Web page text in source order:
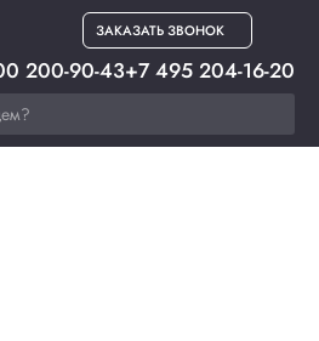
ЗАКАЗАТЬ ЗВОНОК
200-90-43+7 495 204-16-20